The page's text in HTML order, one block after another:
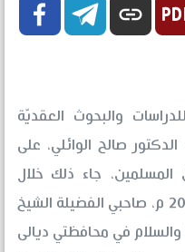
  link
والبحوث العقديّة
الدكتور صالح الوائلي، على
جاء ذلك خلال
استقباله يوم الاثنين – 3 شباط 2020 م، صاحبي الفضيلة الشيخ
في محافظتي ديالى